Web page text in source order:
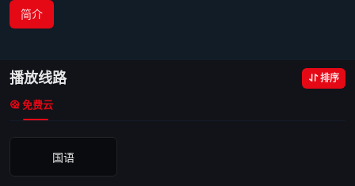
简介
播放线路 排序
免费云
国语